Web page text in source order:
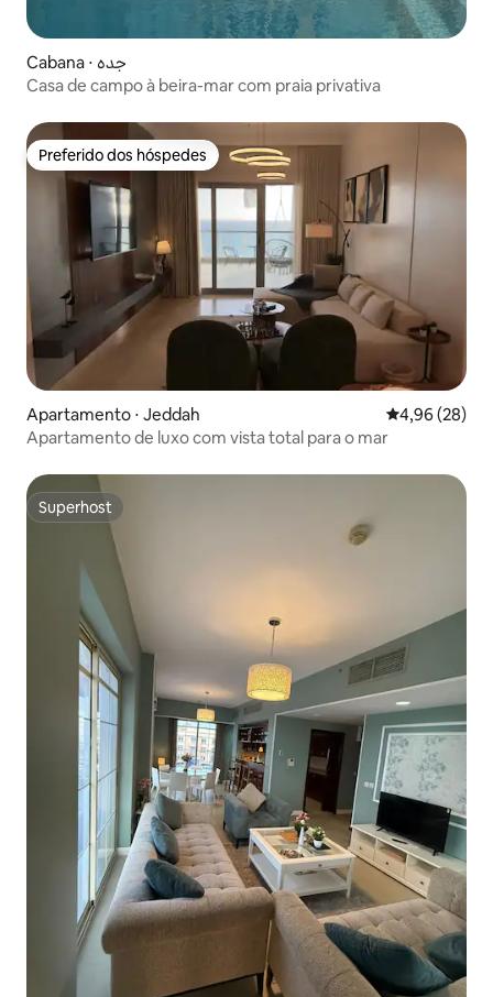
Cabana ⋅ جده
Casa de campo à beira-mar com praia privativa
Preferido dos hóspedes
Preferido dos hóspedes
Apartamento ⋅ Jeddah 4,96 de uma
4,96 (28)
Apartamento de luxo com vista total para o mar
Superhost
Superhost